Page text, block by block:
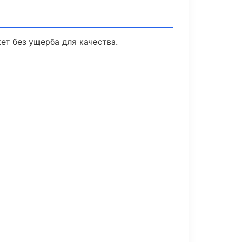
без ущерба для качества.